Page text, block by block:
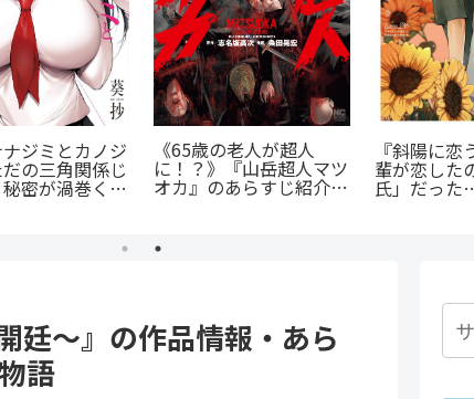
る『ふつうの女
ュー。母とし
、娘の成長に
ない
『罰』全てを失った男の
怒りが爆発する。ノンス
トップ・バイオレンスア
クションを徹底紹介
あの感動
『D・N・
続編『
魅力と謎に
廷～』の作品情報・あら
語